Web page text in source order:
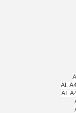
AL
AL